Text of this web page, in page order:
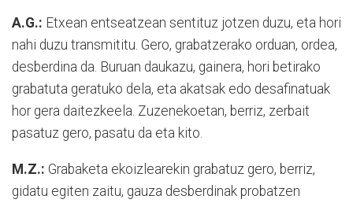
A.G.: Etxean entseatzean sentituz jotzen duzu, eta hori
nahi duzu transmititu. Gero, grabatzerako orduan, ordea,
desberdina da. Buruan daukazu, gainera, hori betirako
grabatuta geratuko dela, eta akatsak edo desafinatuak
hor gera daitezkeela. Zuzenekoetan, berriz, zerbait
pasatuz gero, pasatu da eta kito.
M.Z.: Grabaketa ekoizlearekin grabatuz gero, berriz,
gidatu egiten zaitu, gauza desberdinak probatzen